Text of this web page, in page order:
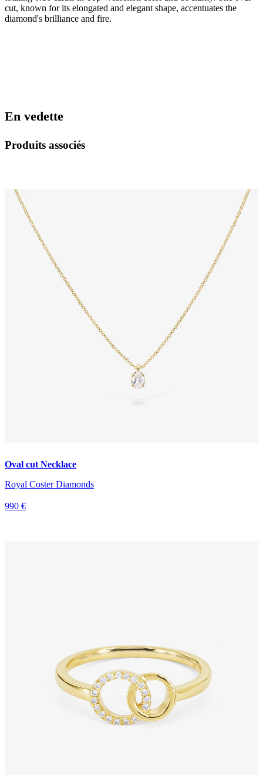
cut, known for its elongated and elegant shape, accentuates the
diamond's brilliance and fire.
En vedette
Produits associés
Oval cut Necklace
Royal Coster Diamonds
990 €